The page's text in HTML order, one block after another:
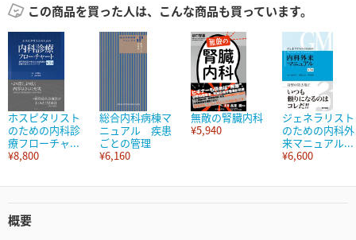
この商品を買った人は、こんな商品も買っています。
ホスピタリスト
のための内科診
療フローチャ...
¥8,800
総合内科病棟マ
ニュアル 疾患
ごとの管理
¥6,160
無敵の腎臓内科
¥5,940
ジェネラリスト
のための内科外
来マニュアル...
¥6,600
概要